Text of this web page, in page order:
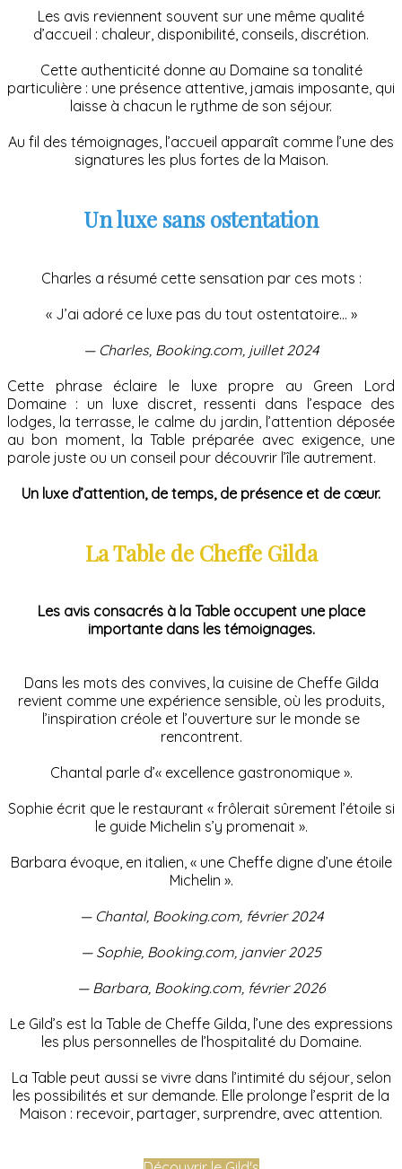
Les avis reviennent souvent sur une même qualité
d’accueil : chaleur, disponibilité, conseils, discrétion.
Cette authenticité donne au Domaine sa tonalité
particulière : une présence attentive, jamais imposante, qui
laisse à chacun le rythme de son séjour.
Au fil des témoignages, l’accueil apparaît comme l’une des
signatures les plus fortes de la Maison.
Un luxe sans ostentation
Charles a résumé cette sensation par ces mots :
« J’ai adoré ce luxe pas du tout ostentatoire… »
— Charles, Booking.com, juillet 2024
Cette phrase éclaire le luxe propre au Green Lord
Domaine : un luxe discret, ressenti dans l’espace des
lodges, la terrasse, le calme du jardin, l’attention déposée
au bon moment, la Table préparée avec exigence, une
parole juste ou un conseil pour découvrir l’île autrement.
Un luxe d’attention, de temps, de présence et de cœur.
La Table de Cheffe Gilda
Les avis consacrés à la Table occupent une place
importante dans les témoignages.
Dans les mots des convives, la cuisine de Cheffe Gilda
revient comme une expérience sensible, où les produits,
l’inspiration créole et l’ouverture sur le monde se
rencontrent.
Chantal parle d’« excellence gastronomique ».
Sophie écrit que le restaurant « frôlerait sûrement l’étoile si
le guide Michelin s’y promenait ».
Barbara évoque, en italien, « une Cheffe digne d’une étoile
Michelin ».
— Chantal, Booking.com, février 2024
— Sophie, Booking.com, janvier 2025
— Barbara, Booking.com, février 2026
Le Gild’s est la Table de Cheffe Gilda, l’une des expressions
les plus personnelles de l’hospitalité du Domaine.
La Table peut aussi se vivre dans l’intimité du séjour, selon
les possibilités et sur demande. Elle prolonge l’esprit de la
Maison : recevoir, partager, surprendre, avec attention.